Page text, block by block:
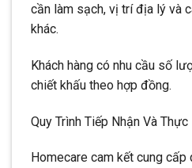
cần làm sạch, vị trí địa lý và
khác.
Khách hàng có nhu cầu số
chiết khấu theo hợp đồng.
Quy Trình Tiếp Nhận Và
Homecare cam kết cung cấp